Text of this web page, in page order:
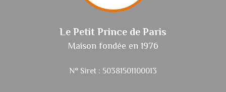
Le Petit Prince de Paris
Maison fondée en 1976
N° Siret : 50381501100013